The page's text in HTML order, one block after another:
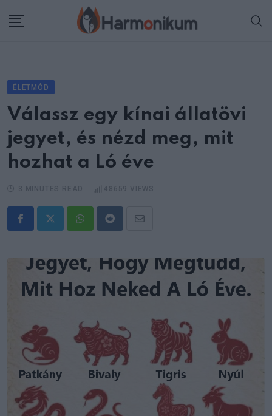
ÉLETMÓD
Válassz egy kínai állatövi
jegyet, és nézd meg, mit
hozhat a Ló éve
WhatsappRedditShare
Email